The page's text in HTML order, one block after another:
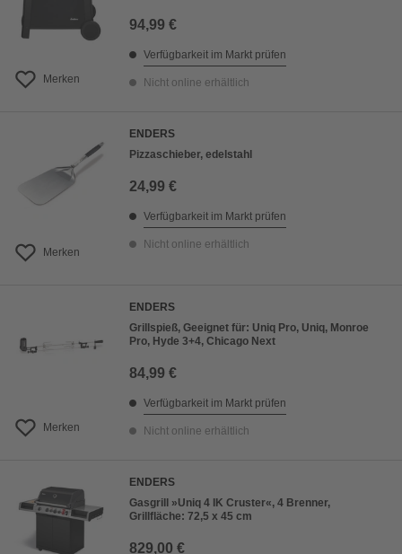
Merken
94,99 €
Verfügbarkeit im Markt prüfen
Nicht online erhältlich
Merken
ENDERS
Pizzaschieber, edelstahl
24,99 €
Verfügbarkeit im Markt prüfen
Nicht online erhältlich
Merken
ENDERS
Grillspieß, Geeignet für: Uniq Pro, Uniq, Monroe
Pro, Hyde 3+4, Chicago Next
84,99 €
Verfügbarkeit im Markt prüfen
Nicht online erhältlich
ENDERS
Gasgrill »Uniq 4 IK Cruster«, 4 Brenner,
Grillfläche: 72,5 x 45 cm
829,00 €